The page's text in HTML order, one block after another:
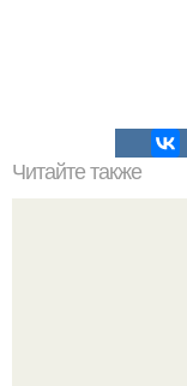
Читайте также